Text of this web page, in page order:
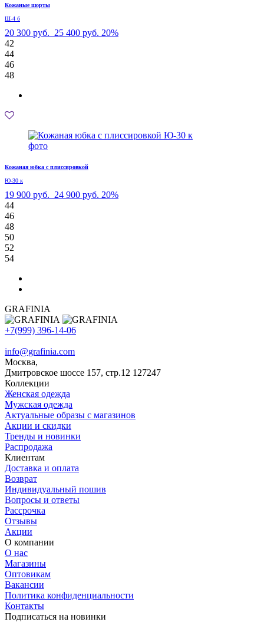
Кожаные шорты
Ш-4 б
20 300 руб. 25 400 руб. 20%
42
44
46
48
Кожаная юбка с плиссировкой
Ю-30 к
19 900 руб. 24 900 руб. 20%
44
46
48
50
52
54
GRAFINIA
+7(999) 396-14-06
info@grafinia.com
Москва,
Дмитровское шоссе 157, стр.12 127247
Коллекции
Женская одежда
Мужская одежда
Актуальные образы с магазинов
Акции и скидки
Тренды и новинки
Распродажа
Клиентам
Доставка и оплата
Возврат
Индивидуальный пошив
Вопросы и ответы
Рассрочка
Отзывы
Акции
О компании
О нас
Магазины
Оптовикам
Вакансии
Политика конфиденциальности
Контакты
Подписаться на новинки